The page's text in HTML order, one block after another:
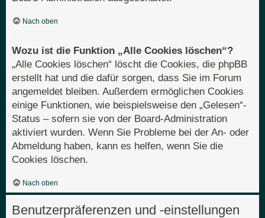
Nach oben
Wozu ist die Funktion „Alle Cookies löschen“?
„Alle Cookies löschen“ löscht die Cookies, die phpBB
erstellt hat und die dafür sorgen, dass Sie im Forum
angemeldet bleiben. Außerdem ermöglichen Cookies
einige Funktionen, wie beispielsweise den „Gelesen“-
Status – sofern sie von der Board-Administration
aktiviert wurden. Wenn Sie Probleme bei der An- oder
Abmeldung haben, kann es helfen, wenn Sie die
Cookies löschen.
Nach oben
Benutzerpräferenzen und -einstellungen